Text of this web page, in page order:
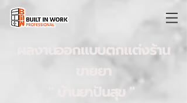
ผลงานออกแบบตกแต่งร้าน
ขายยา
" บ้านยาปันสุข "